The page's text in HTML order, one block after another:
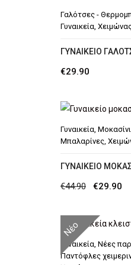
Γαλότσες -
Γυναικεία
ΓΥΝΑΙΚΕΊΟ
€29.90
Γυναικεία
Μπαλαρίνες
ΓΥΝΑΙΚΕΊΟ
€44.90
Original
was:
€44.90.
€29.90
Νέο
Γυναικεία, Νέες
Παντόφλες